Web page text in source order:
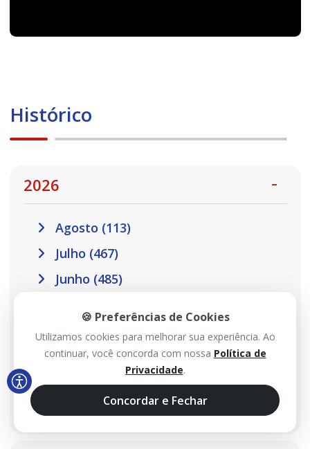
Histórico
2026
Agosto (113)
Julho (467)
Junho (485)
Abril (457)
Março (410)
Fevereiro (301)
Janeiro (302)
🍪 Preferências de Cookies
Utilizamos cookies para melhorar sua experiência. Ao
continuar, você concorda com nossa Política de
Privacidade.
Concordar e Fechar